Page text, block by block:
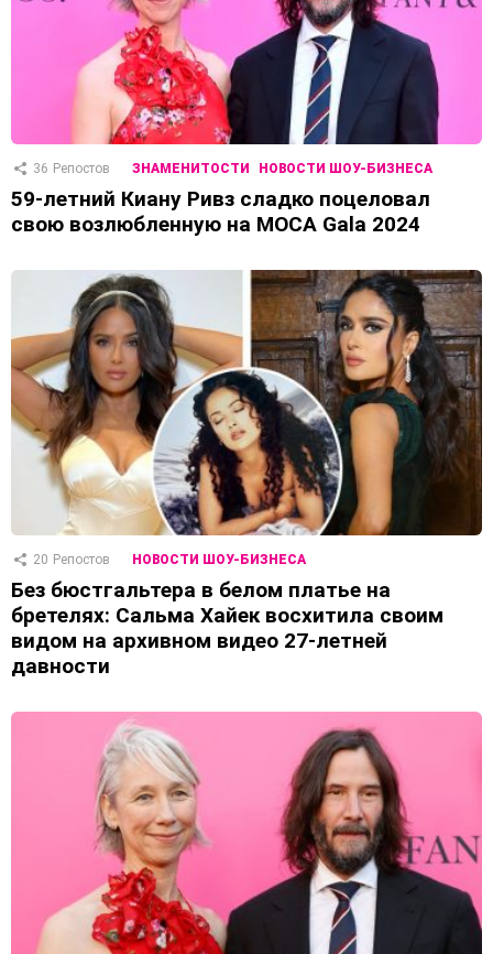
36 Репостов ЗНАМЕНИТОСТИ НОВОСТИ ШОУ-БИЗНЕСА
59-летний Киану Ривз сладко поцеловал
свою возлюбленную на MOCA Gala 2024
20 Репостов НОВОСТИ ШОУ-БИЗНЕСА
Без бюстгальтера в белом платье на
бретелях: Сальма Хайек восхитила своим
видом на архивном видео 27-летней
давности